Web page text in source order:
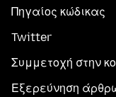
Πηγαίος κώδικας
Twitter
Συμμετοχή στην
Εξερεύνηση